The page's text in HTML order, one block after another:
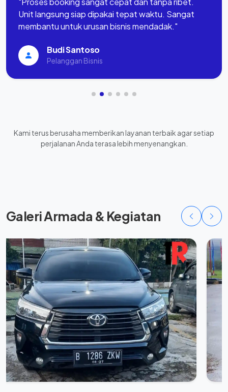
Unit langsung siap dipakai tepat waktu. Sangat
membantu untuk urusan bisnis mendadak."
Budi Santoso
Pelanggan Bisnis
Kami terus berusaha memberikan layanan terbaik agar setiap
perjalanan Anda terasa lebih menyenangkan.
Galeri Armada & Kegiatan